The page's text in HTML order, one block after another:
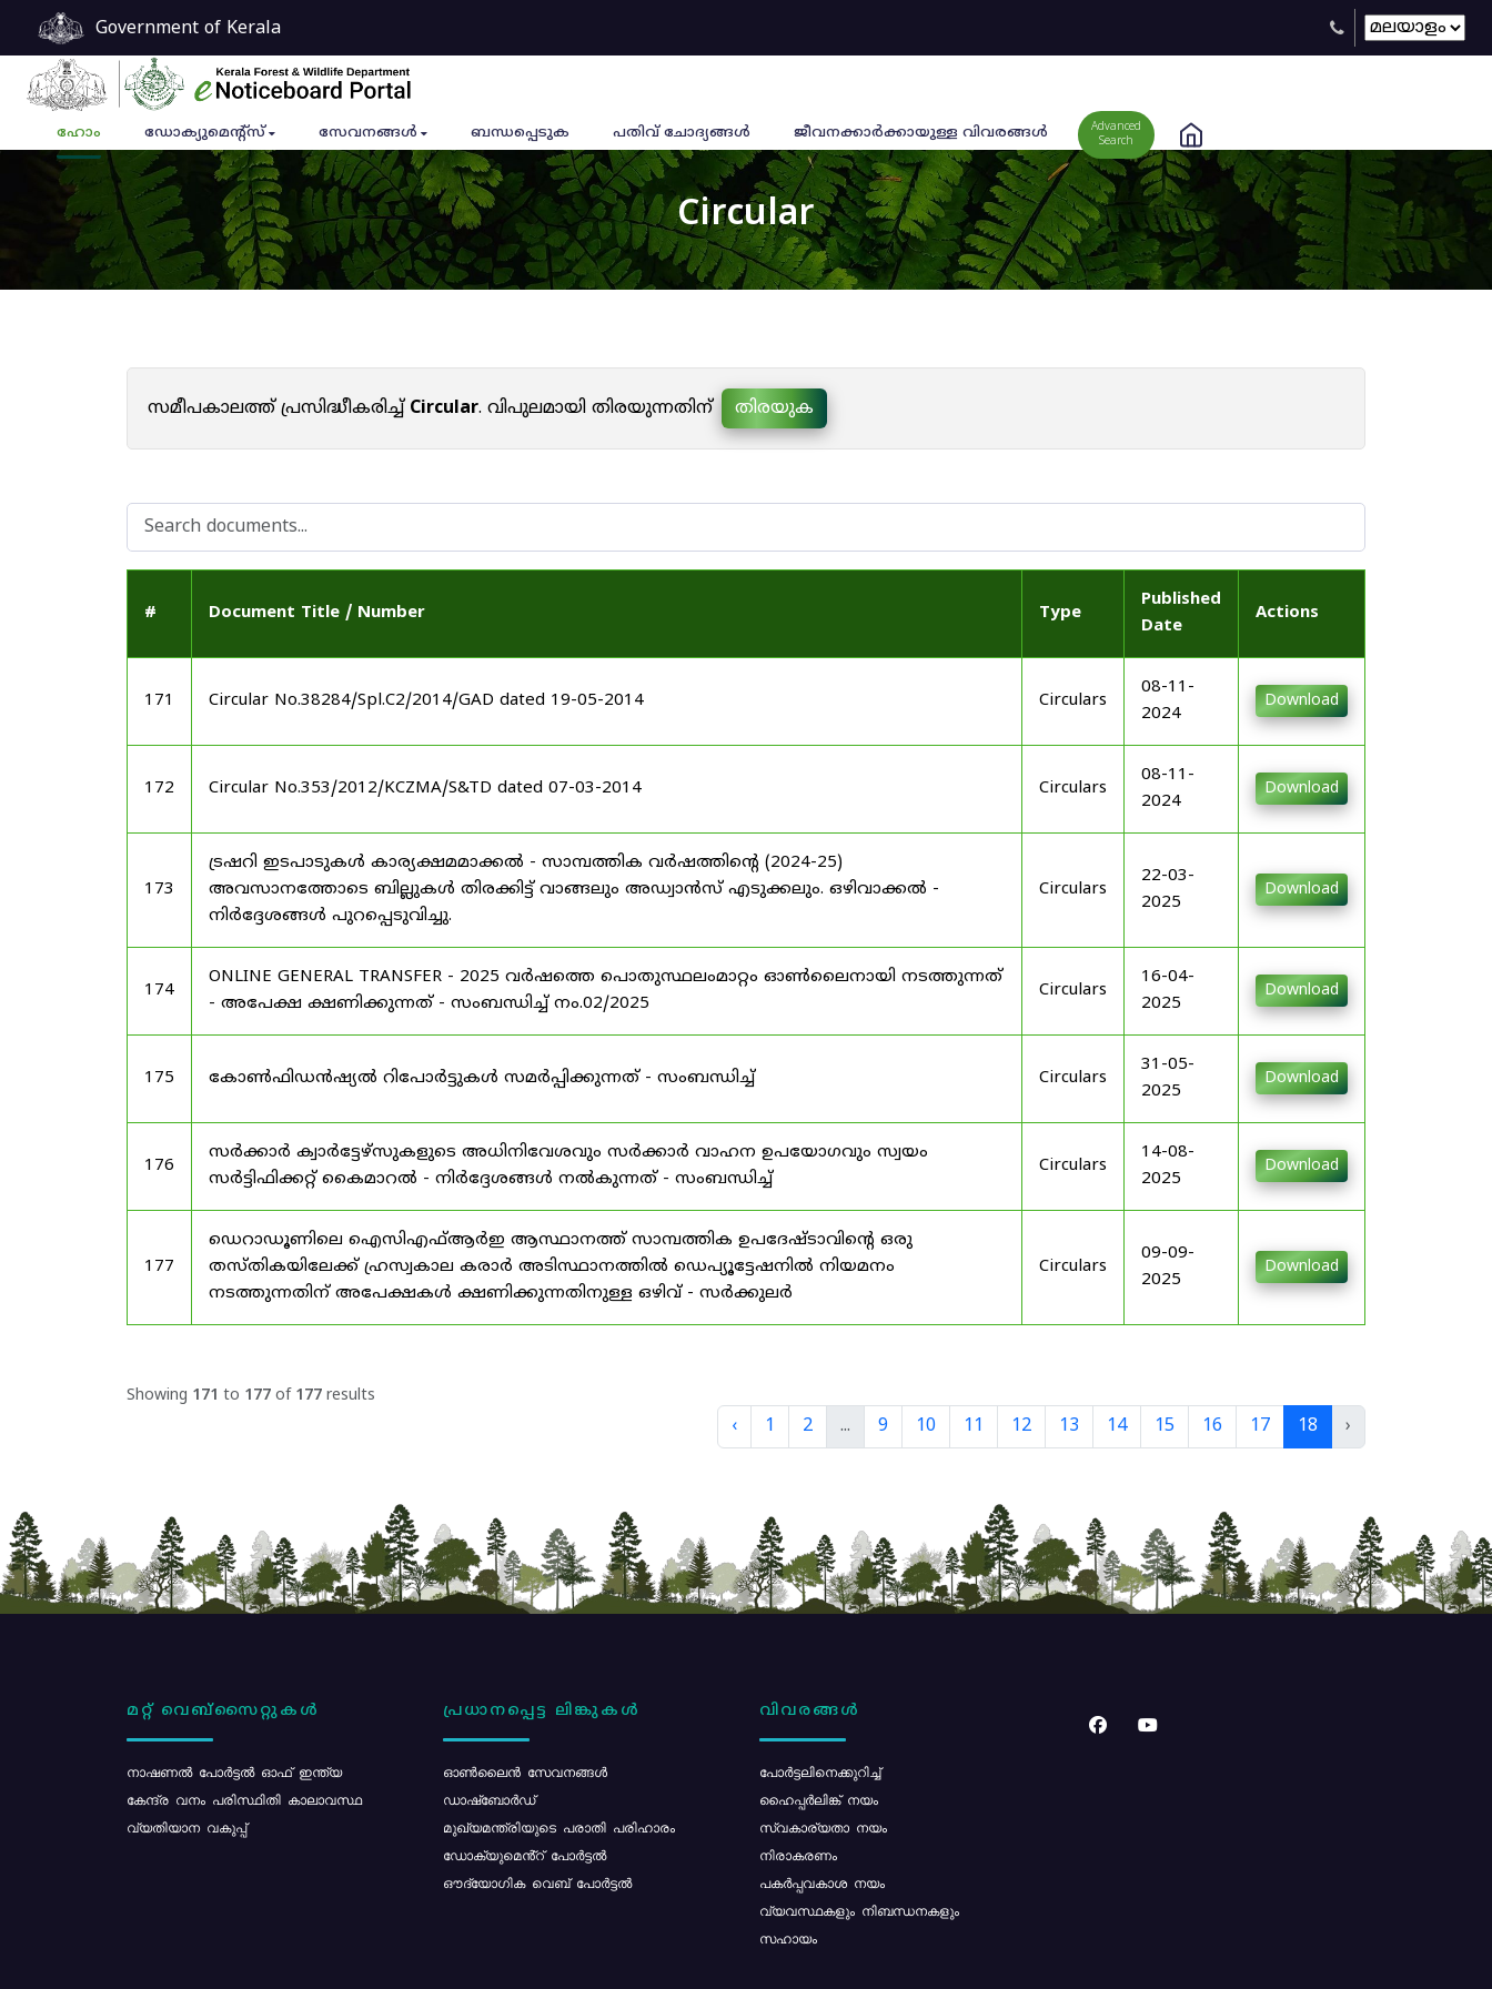
Government of Kerala
ഹോം ഡോക്യുമെൻ്റ്സ് സേവനങ്ങൾ ബന്ധപ്പെടുക പതിവ് ചോദ്യങ്ങൾ ജീവനക്കാര്‍ക്കായുള്ള വിവരങ്ങള്‍
Advanced
Search
Circular
സമീപകാലത്ത് പ്രസിദ്ധീകരിച്ച്Circular. വിപുലമായി തിരയുന്നതിന് തിരയുക
# Document Title / Number Type
Published
Date
Actions
171 Circular No.38284/Spl.C2/2014/GAD dated 19-05-2014 Circulars
08-11-
2024
Download
172 Circular No.353/2012/KCZMA/S&TD dated 07-03-2014 Circulars
08-11-
2024
Download
173
ട്രഷറി ഇടപാടുകൾ കാര്യക്ഷമമാക്കൽ - സാമ്പത്തിക വർഷത്തിന്റെ (2024-25)
അവസാനത്തോടെ ബില്ലുകൾ തിരക്കിട്ട് വാങ്ങലും അഡ്വാൻസ് എടുക്കലും. ഒഴിവാക്കൽ -
നിർദ്ദേശങ്ങൾ പുറപ്പെടുവിച്ചു.
Circulars
22-03-
2025
Download
174
ONLINE GENERAL TRANSFER - 2025 വർഷത്തെ പൊതുസ്ഥലംമാറ്റം ഓൺലൈനായി നടത്തുന്നത്
- അപേക്ഷ ക്ഷണിക്കുന്നത് - സംബന്ധിച്ച് നം.02/2025
Circulars
16-04-
2025
Download
175 കോൺഫിഡൻഷ്യൽ റിപോർട്ടുകൾ സമർപ്പിക്കുന്നത് - സംബന്ധിച്ച് Circulars
31-05-
2025
Download
176
സർക്കാർ ക്വാർട്ടേഴ്സുകളുടെ അധിനിവേശവും സർക്കാർ വാഹന ഉപയോഗവും സ്വയം
സർട്ടിഫിക്കറ്റ് കൈമാറൽ - നിർദ്ദേശങ്ങൾ നൽകുന്നത് - സംബന്ധിച്ച്
Circulars
14-08-
2025
Download
177
ഡെറാഡൂണിലെ ഐസിഎഫ്ആർഇ ആസ്ഥാനത്ത് സാമ്പത്തിക ഉപദേഷ്ടാവിന്റെ ഒരു
തസ്തികയിലേക്ക് ഹ്രസ്വകാല കരാർ അടിസ്ഥാനത്തിൽ ഡെപ്യൂട്ടേഷനിൽ നിയമനം
നടത്തുന്നതിന് അപേക്ഷകൾ ക്ഷണിക്കുന്നതിനുള്ള ഒഴിവ് - സർക്കുലർ
Circulars
09-09-
2025
Download
Showing 171 to 177 of 177 results
‹ 1 2 ... 9 10 11 12 13 14 15 16 17 18 ›
മറ്റ് വെബ്സൈറ്റുകൾ
നാഷണൽ പോർട്ടൽ ഓഫ് ഇന്ത്യ
കേന്ദ്ര വനം പരിസ്ഥിതി കാലാവസ്ഥ
വ്യതിയാന വകുപ്പ്
പ്രധാനപ്പെട്ട ലിങ്കുകൾ
ഓൺലൈൻ സേവനങ്ങൾ
ഡാഷ്ബോർഡ്
മുഖ്യമന്ത്രിയുടെ പരാതി പരിഹാരം
ഡോക്യുമെൻ്റ് പോർട്ടൽ
ഔദ്യോഗിക വെബ് പോർട്ടൽ
വിവരങ്ങൾ
പോര്‍ട്ടലിനെക്കുറിച്ച്
ഹൈപ്പർലിങ്ക് നയം
സ്വകാര്യതാ നയം
നിരാകരണം
പകർപ്പവകാശ നയം
വ്യവസ്ഥകളും നിബന്ധനകളും
സഹായം